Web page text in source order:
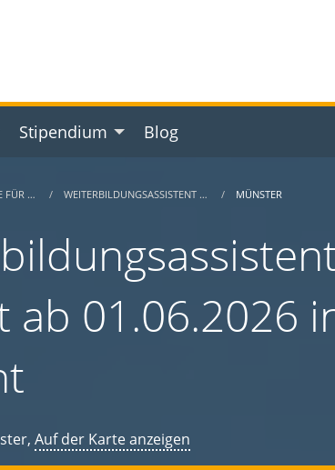
Stipendium Blog
FÜR … WEITERBILDUNGSASSISTENT … MÜNSTER
ab 01.06.2026
Auf der Karte anzeigen